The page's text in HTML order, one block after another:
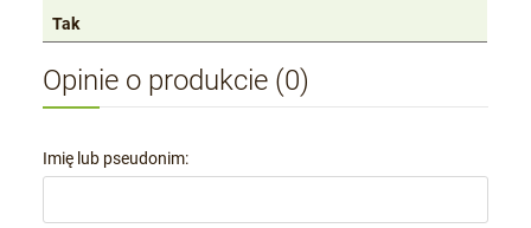
Tak
Opinie o produkcie (0)
Imię lub pseudonim: